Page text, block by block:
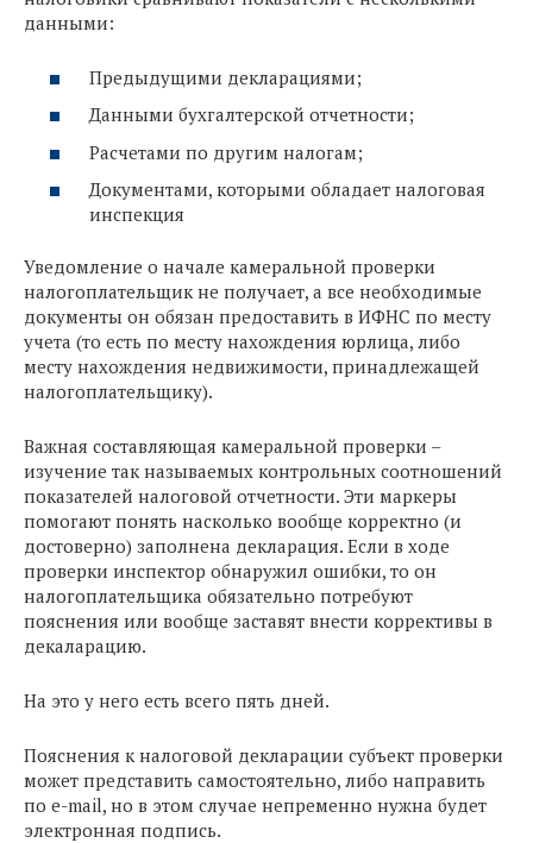
данными:
Предыдущими декларациями;
Данными бухгалтерской отчетности;
Расчетами по другим налогам;
Документами, которыми обладает налоговая
инспекция
Уведомление о начале камеральной проверки
налогоплательщик не получает, а все необходимые
документы он обязан предоставить в ИФНС по месту
учета (то есть по месту нахождения юрлица, либо
месту нахождения недвижимости, принадлежащей
налогоплательщику).
Важная составляющая камеральной проверки –
изучение так называемых контрольных соотношений
показателей налоговой отчетности. Эти маркеры
помогают понять насколько вообще корректно (и
достоверно) заполнена декларация. Если в ходе
проверки инспектор обнаружил ошибки, то он
налогоплательщика обязательно потребуют
пояснения или вообще заставят внести коррективы в
декаларацию.
На это у него есть всего пять дней.
Пояснения к налоговой декларации субъект проверки
может представить самостоятельно, либо направить
по e-mail, но в этом случае непременно нужна будет
электронная подпись.